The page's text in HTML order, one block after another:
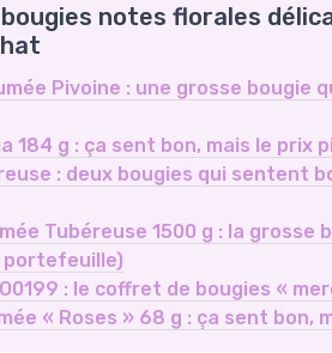
notes florales
Pivoine : une grosse bougie
184 g : ça sent bon, mais le prix
: deux bougies qui sentent
Tubéreuse 1500 g : la
portefeuille)
BO0199 : le coffret de bougies «
« Roses » 68 g : ça sent bon,